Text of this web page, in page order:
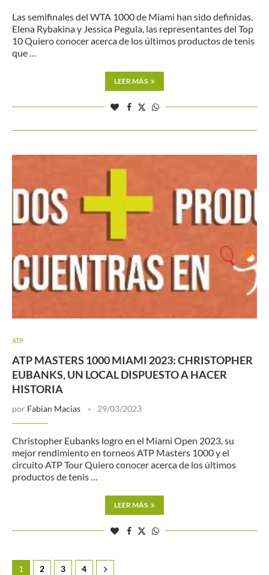
Las semifinales del WTA 1000 de Miami han sido definidas.
Elena Rybakina y Jessica Pegula, las representantes del Top
10 Quiero conocer acerca de los últimos productos de tenis
que …
LEER MÁS
ATP
ATP MASTERS 1000 MIAMI 2023: CHRISTOPHER
EUBANKS, UN LOCAL DISPUESTO A HACER
HISTORIA
por Fabian Macias 29/03/2023
Christopher Eubanks logro en el Miami Open 2023, su
mejor rendimiento en torneos ATP Masters 1000 y el
circuito ATP Tour Quiero conocer acerca de los últimos
productos de tenis …
LEER MÁS
1 2 3 4